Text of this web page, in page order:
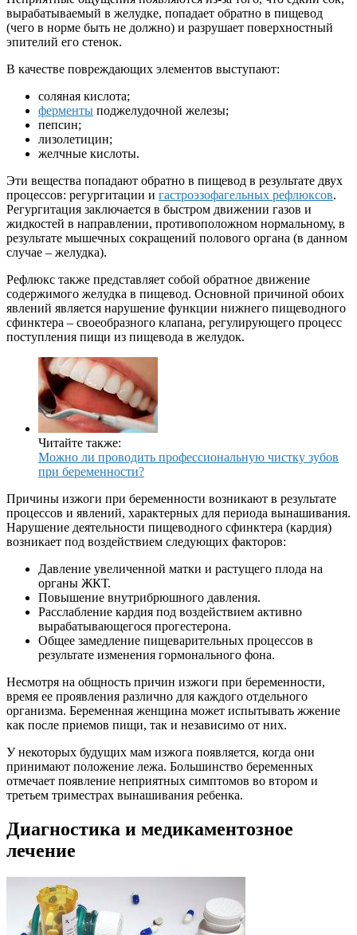
вырабатываемый в желудке, попадает обратно в пищевод
(чего в норме быть не должно) и разрушает поверхностный
эпителий его стенок.
В качестве повреждающих элементов выступают:
соляная кислота;
ферменты поджелудочной железы;
пепсин;
лизолетицин;
желчные кислоты.
Эти вещества попадают обратно в пищевод в результате двух
процессов: регургитации и гастроэзофагельных рефлюксов.
Регургитация заключается в быстром движении газов и
жидкостей в направлении, противоположном нормальному, в
результате мышечных сокращений полового органа (в данном
случае – желудка).
Рефлюкс также представляет собой обратное движение
содержимого желудка в пищевод. Основной причиной обоих
явлений является нарушение функции нижнего пищеводного
сфинктера – своеобразного клапана, регулирующего процесс
поступления пищи из пищевода в желудок.
Читайте также:
Можно ли проводить профессиональную чистку зубов
при беременности?
Причины изжоги при беременности возникают в результате
процессов и явлений, характерных для периода вынашивания.
Нарушение деятельности пищеводного сфинктера (кардия)
возникает под воздействием следующих факторов:
Давление увеличенной матки и растущего плода на
органы ЖКТ.
Повышение внутрибрюшного давления.
Расслабление кардия под воздействием активно
вырабатывающегося прогестерона.
Общее замедление пищеварительных процессов в
результате изменения гормонального фона.
Несмотря на общность причин изжоги при беременности,
время ее проявления различно для каждого отдельного
организма. Беременная женщина может испытывать жжение
как после приемов пищи, так и независимо от них.
У некоторых будущих мам изжога появляется, когда они
принимают положение лежа. Большинство беременных
отмечает появление неприятных симптомов во втором и
третьем триместрах вынашивания ребенка.
Диагностика и медикаментозное
лечение